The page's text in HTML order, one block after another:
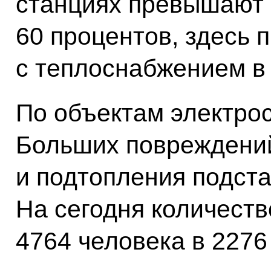
60 процентов, здесь
с теплоснабжением
По объектам
Больших
и подтопления
На сегодня
4764 человека в